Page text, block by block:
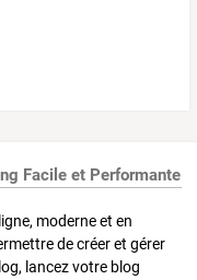
Facile et Performante
moderne et en
de créer et gérer
lancez votre blog